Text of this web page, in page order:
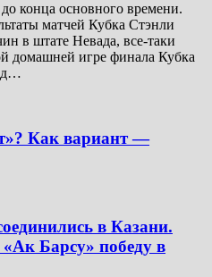
конца основного времени.
матчей Кубка Стэнли
в штате Невада, все-таки
домашней игре финала Кубка
Как вариант —
в Казани.
«Ак Барсу» победу в